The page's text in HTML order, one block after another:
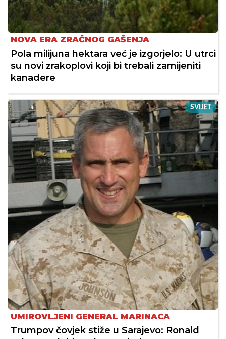
NOVA ERA ZRAČNOG GAŠENJA
Pola milijuna hektara već je izgorjelo: U utrci
su novi zrakoplovi koji bi trebali zamijeniti
kanadere
SVIJET
UMIROVLJENI GENERAL MARINACA
Trumpov čovjek stiže u Sarajevo: Ronald